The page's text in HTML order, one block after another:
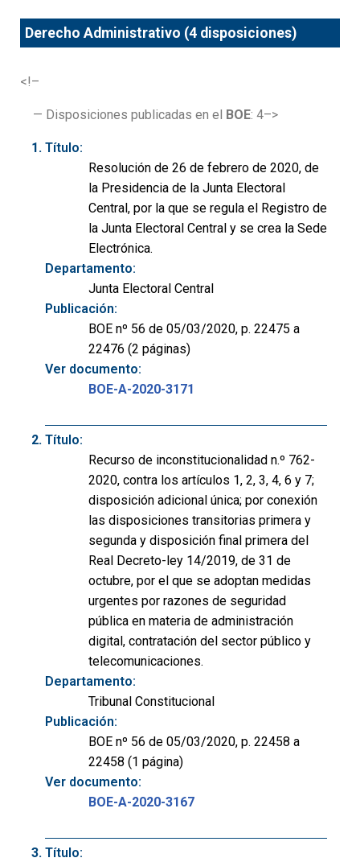
Derecho Administrativo (4 disposiciones)
<!–
— Disposiciones publicadas en el BOE: 4–>
Título:
Resolución de 26 de febrero de 2020, de
la Presidencia de la Junta Electoral
Central, por la que se regula el Registro de
la Junta Electoral Central y se crea la Sede
Electrónica.
Departamento:
Junta Electoral Central
Publicación:
BOE nº 56 de 05/03/2020, p. 22475 a
22476 (2 páginas)
Ver documento:
BOE-A-2020-3171
Título:
Recurso de inconstitucionalidad n.º 762-
2020, contra los artículos 1, 2, 3, 4, 6 y 7;
disposición adicional única; por conexión
las disposiciones transitorias primera y
segunda y disposición final primera del
Real Decreto-ley 14/2019, de 31 de
octubre, por el que se adoptan medidas
urgentes por razones de seguridad
pública en materia de administración
digital, contratación del sector público y
telecomunicaciones.
Departamento:
Tribunal Constitucional
Publicación:
BOE nº 56 de 05/03/2020, p. 22458 a
22458 (1 página)
Ver documento:
BOE-A-2020-3167
Título: